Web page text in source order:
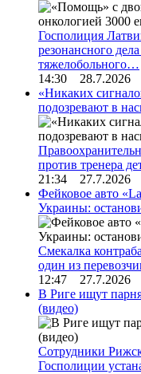
Госполиция
резонансного
тяжелобольного…
14:30 28.7.2026
«Никаких
подозревают в
против тренера
21:34 27.7.2026
Фейковое авто
Украины:
Смекалка
один из
12:47 27.7.2026
В Риге ищут
(видео)
Сотрудники
Госполиции